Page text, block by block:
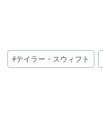
投
稿
#テイラー・スウィフト